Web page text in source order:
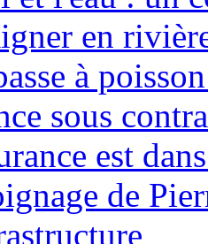
en
à
sous
est
de